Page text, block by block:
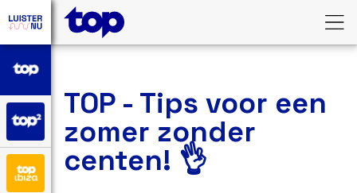
TOP - Tips voor een
zomer zonder
centen! 👌